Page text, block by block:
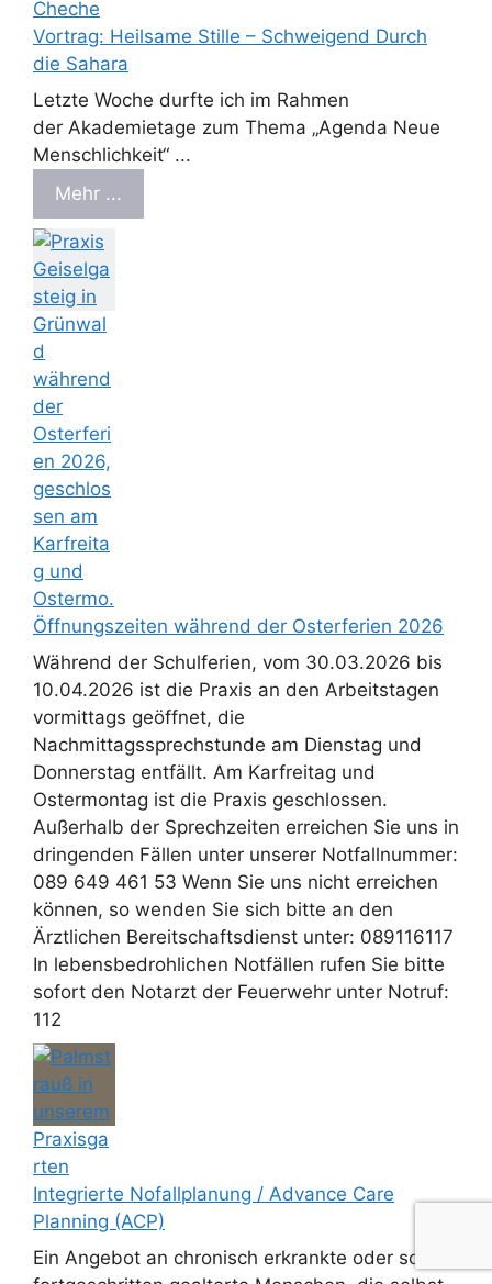
Vortrag: Heilsame Stille – Schweigend Durch
die Sahara
Letzte Woche durfte ich im Rahmen
der Akademietage zum Thema „Agenda Neue
Menschlichkeit“ ...
Mehr ...
Öffnungszeiten während der Osterferien 2026
Während der Schulferien, vom 30.03.2026 bis
10.04.2026 ist die Praxis an den Arbeitstagen
vormittags geöffnet, die
Nachmittagssprechstunde am Dienstag und
Donnerstag entfällt. Am Karfreitag und
Ostermontag ist die Praxis geschlossen.
Außerhalb der Sprechzeiten erreichen Sie uns in
dringenden Fällen unter unserer Notfallnummer:
089 649 461 53 Wenn Sie uns nicht erreichen
können, so wenden Sie sich bitte an den
Ärztlichen Bereitschaftsdienst unter: 089116117
In lebensbedrohlichen Notfällen rufen Sie bitte
sofort den Notarzt der Feuerwehr unter Notruf:
112
Integrierte Nofallplanung / Advance Care
Planning (ACP)
Ein Angebot an chronisch erkrankte oder schon